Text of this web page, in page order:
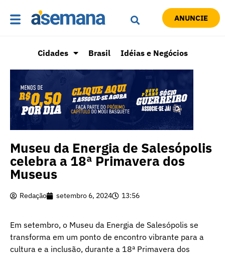
ANUNCIE
Cidades Brasil Idéias e Negócios
Museu da Energia de Salesópolis
celebra a 18ª Primavera dos
Museus
Redação setembro 6, 2024 13:56
Em setembro, o Museu da Energia de Salesópolis se
transforma em um ponto de encontro vibrante para a
cultura e a inclusão, durante a 18ª Primavera dos